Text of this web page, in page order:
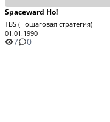
Spaceward Ho!
TBS (Пошаговая стратегия)
01.01.1990
7 0